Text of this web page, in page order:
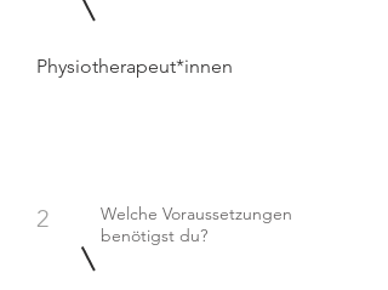
Physiotherapeut*innen
2
Welche Voraussetzungen
benötigst du?